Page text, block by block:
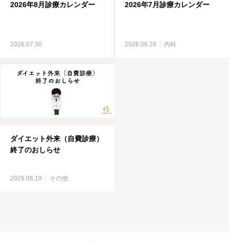
2026年8月診療カレンダー
2026.07.30
2026年7月診療カレンダー
2026.06.28 内科
ダイエット外来（自費診療）
終了のおしらせ
2026.06.19 その他